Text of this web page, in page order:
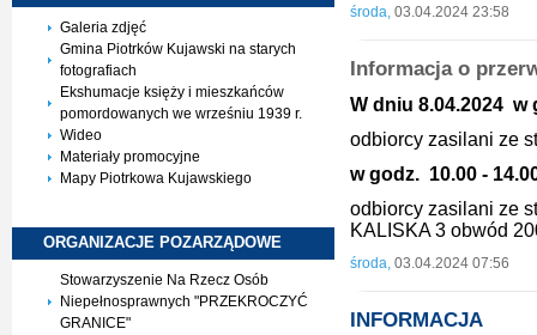
Galeria zdjęć
Gmina Piotrków Kujawski na starych
fotografiach
Ekshumacje księży i mieszkańców
pomordowanych we wrześniu 1939 r.
Wideo
Materiały promocyjne
Mapy Piotrkowa Kujawskiego
ORGANIZACJE POZARZĄDOWE
Stowarzyszenie Na Rzecz Osób
Niepełnosprawnych "PRZEKROCZYĆ
GRANICE"
środa, 03.04.2024 23:58
Informacja o
W dniu 8.04.2024 w
odbiorcy zasilani ze
w godz. 10.00 -
odbiorcy zasilani ze
KALISKA 3 obwód
środa, 03.04.2024 07:56
INFORMACJA